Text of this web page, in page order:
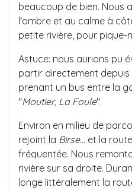
beaucoup de bien. Nous
l'ombre et au calme à
petite rivière, pour pique-
Astuce: nous aurions pu
partir directement
prenant un bus entre la
"Moutier, La Foule".
Environ en milieu de
rejoint la Birse... et la
fréquentée. Nous
rivière sur sa droite.
longe littéralement la